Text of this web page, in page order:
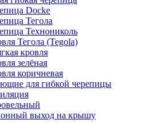
Docke
Тегола
Технониколь
Тегола (Tegola)
кровля
зелёная
коричневая
для гибкой черепицы
выход на крышу